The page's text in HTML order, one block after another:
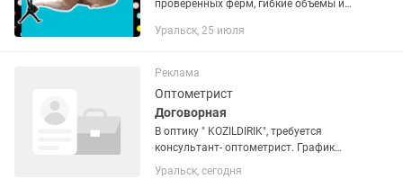
проверенных ферм, гибкие объемы и
партнером — получите лучшие
Уральск, 25 июля
Реклама
Оптометрист
Договорная
В оптику " KOZILDIRIK", требуется
консультант- оптометрист. График
работы: 2/2 с 10.00 до 19.00.
Уральск, сегодня